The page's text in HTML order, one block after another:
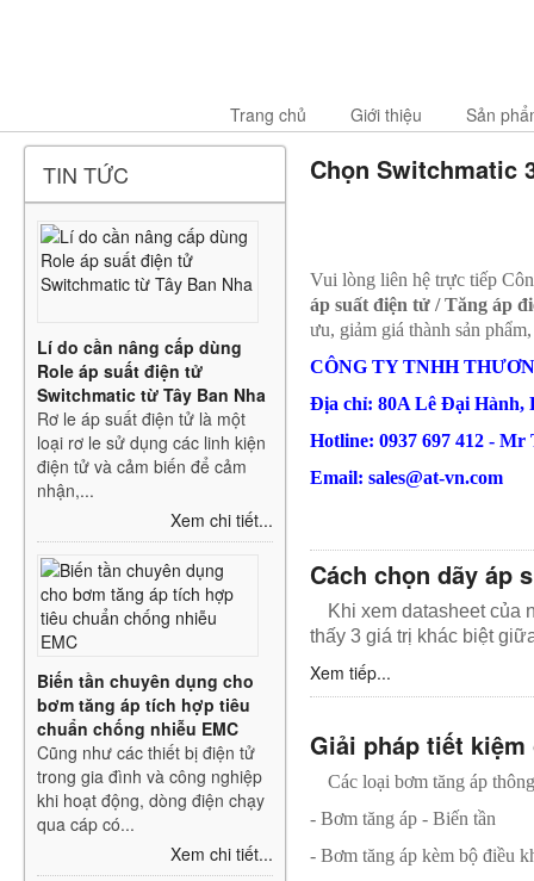
Trang chủ Giới thiệu Sản
TIN TỨC
Lí do cần nâng cấp dùng
Role áp suất điện tử
Switchmatic từ Tây Ban Nha
Rơ le áp suất điện tử là một
loại rơ le sử dụng các linh kiện
điện tử và cảm biến để cảm
nhận,...
Xem chi tiết...
Biến tần chuyên dụng cho
bơm tăng áp tích hợp tiêu
chuẩn chống nhiễu EMC
Cũng như các thiết bị điện tử
trong gia đình và công nghiệp
khi hoạt động, dòng điện chạy
qua cáp có...
Xem chi tiết...
Chọn Switchmatic
Vui lòng liên hệ trực tiếp
áp suất điện tử / Tăng áp
ưu, giảm giá thành sản
CÔNG TY TNHH
Địa chỉ: 80A Lê Đại Hành,
Hotline: 0937 697 412 -
Email: sales@at-vn.com
Cách chọn dãy áp
Khi xem datasheet của
thấy 3 giá trị khác biệt
Xem tiếp...
Giải pháp tiết
Các loại bơm tăng áp
- Bơm tăng áp - Biến tần
- Bơm tăng áp kèm bộ điều